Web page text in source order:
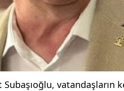
vatandaşların